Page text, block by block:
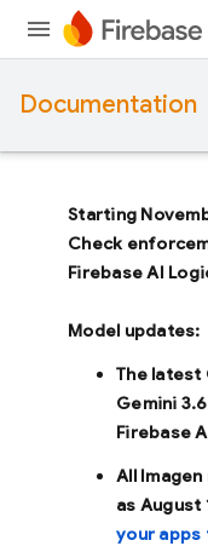
Documentation
Starting
Check
Firebase AI
Model updates:
The latest
Gemini
Firebase
All
as August
your apps